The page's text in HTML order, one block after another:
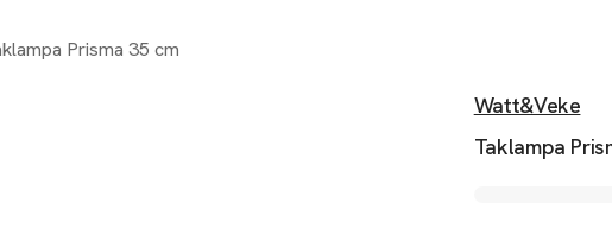
Prisma 35 cm
Watt&Veke
Taklampa